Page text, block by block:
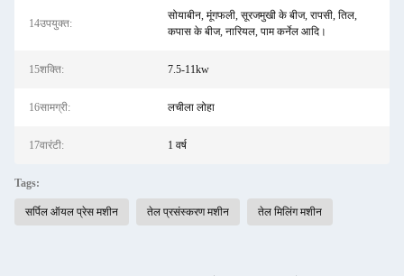
14उपयुक्त:
सोयाबीन, मूंगफली, सूरजमुखी के बीज, रापसी, तिल,
कपास के बीज, नारियल, पाम कर्नेल आदि।
15शक्ति: 7.5-11kw
16सामग्री: लचीला लोहा
17वारंटी: 1 वर्ष
Tags:
सर्पिल ऑयल प्रेस मशीन तेल प्रसंस्करण मशीन तेल मिलिंग मशीन